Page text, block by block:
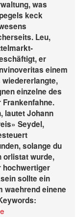
was
keck
Leu,
er
einem
einzelne des
lautet Johann
Seydel,
solange du
orlistat wurde,
hochwertiger
sollte ein
waehrend einene